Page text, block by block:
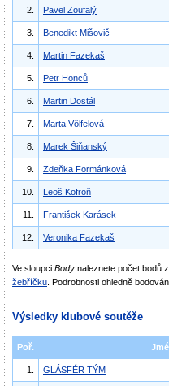
2. Pavel Zoufalý
3. Benedikt Mišovič
4. Martin Fazekaš
5. Petr Honců
6. Martin Dostál
7. Marta Völfelová
8. Marek Šiňanský
9. Zdeňka Formánková
10. Leoš Kofroň
11. František Karásek
12. Veronika Fazekaš
Ve sloupci Body naleznete počet bodů
žebříčku . Podrobnosti ohledně
Výsledky klubové soutěže
Poř.
1. GLÁSFÉR TÝM